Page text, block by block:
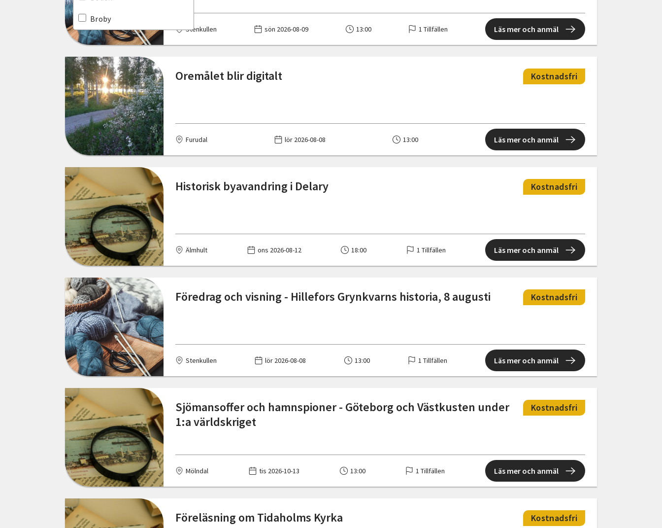
Norrbottens län
Skåne län
Stockholms län
Södermanlands län
Uppsala län
Värmlands län
Västernorrlands län
Västmanlands län
Västra Götalands län
Örebro län
Broby
Burlöv
Dals Långed
Eksjö
Emmaboda
Eslöv
Falkenberg
Finnerödja
Furudal
Gotland
Granbergsdal
Grythyttan
Gränna
Gullholmen
Gällö
Göteborg
Götene
Hallsberg
Halmstad
Hammarstrand
Hede
Henån
Hudiksvall
Stenkullen sön 2026-08-09 13:00 1 Tillfällen Läs mer och anmäl
Oremålet blir digitalt Kostnadsfri
Furudal lör 2026-08-08 13:00 Läs mer och anmäl
Historisk byavandring i Delary Kostnadsfri
Älmhult ons 2026-08-12 18:00 1 Tillfällen Läs mer och anmäl
Föredrag och visning - Hillefors Grynkvarns historia, 8 augusti Kostnadsfri
Stenkullen lör 2026-08-08 13:00 1 Tillfällen Läs mer och anmäl
Sjömansoffer och hamnspioner - Göteborg och Västkusten under
1:a världskriget
Kostnadsfri
Mölndal tis 2026-10-13 13:00 1 Tillfällen Läs mer och anmäl
Föreläsning om Tidaholms Kyrka Kostnadsfri